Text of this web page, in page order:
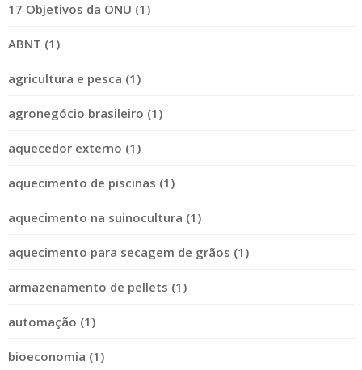
17 Objetivos da ONU (1)
ABNT (1)
agricultura e pesca (1)
agronegócio brasileiro (1)
aquecedor externo (1)
aquecimento de piscinas (1)
aquecimento na suinocultura (1)
aquecimento para secagem de grãos (1)
armazenamento de pellets (1)
automação (1)
bioeconomia (1)